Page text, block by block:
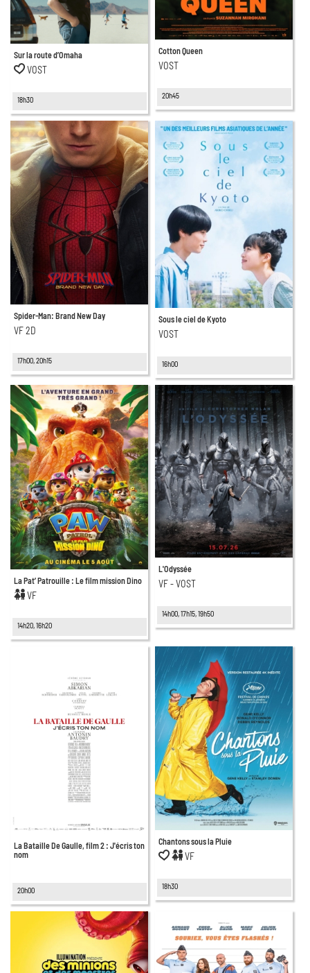
Sur la route d’Omaha
VOST
18h30
Cotton Queen
VOST
20h45
Spider-Man: Brand New Day
VF 2D
17h00, 20h15
Sous le ciel de Kyoto
VOST
16h00
La Pat’ Patrouille : Le film mission Dino
VF
14h20, 16h20
L'Odyssée
VF - VOST
14h00, 17h15, 19h50
La Bataille De Gaulle, film 2 : J'écris ton
nom
20h00
Chantons sous la Pluie
VF
18h30